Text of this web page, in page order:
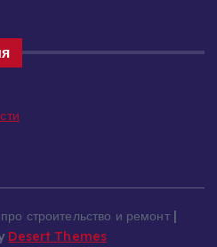
строительство и ремонт |